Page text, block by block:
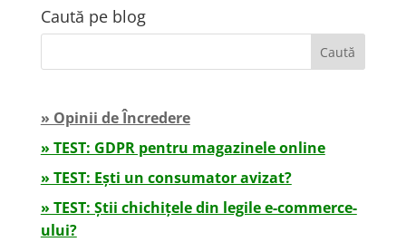
Caută pe blog
» Opinii de Încredere
» TEST: GDPR pentru magazinele online
» TEST: Ești un consumator avizat?
» TEST: Știi chichițele din legile e-commerce-
ului?